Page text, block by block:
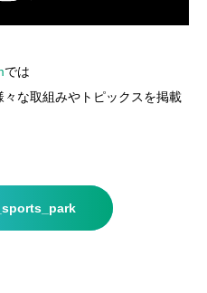
では
な取組みやトピックスを掲載